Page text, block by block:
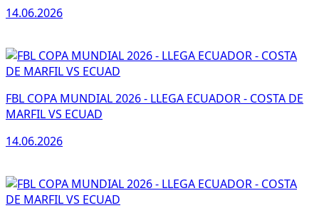
14.06.2026
FBL COPA MUNDIAL 2026 - LLEGA ECUADOR - COSTA DE
MARFIL VS ECUAD
14.06.2026